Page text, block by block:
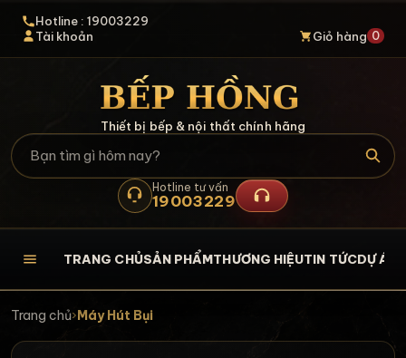
Hotline : 19003229
Tài khoản
Giỏ hàng 0
Thiết bị bếp & nội thất chính hãng
Hotline tư vấn
19003229
TRANG CHỦSẢN PHẨMTHƯƠNG HIỆUTIN TỨCDỰ ÁN
Trang chủ›Máy Hút Bụi